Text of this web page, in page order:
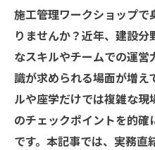
施工管理ワークショップで
りませんか？近年、建設
なスキルやチームでの運
識が求められる場面が増え
ルや座学だけでは複雑な
のチェックポイントを的
です。本記事では、実務直